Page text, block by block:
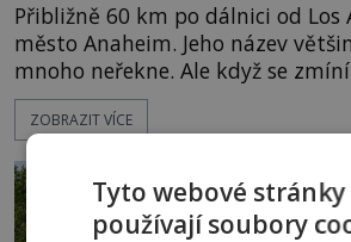
Přibližně 60 km po dálnici od Los
město Anaheim. Jeho název
mnoho neřekne. Ale když se
Disneyland, je hned jasno. Zábavní park vyroste na
poklidném místě bývalého sadu
Klid tu teď rozhodně nepanuje,
kolem 17 000 000
velká snaha to utajit, někteří z
ZOBRAZIT VÍCE
Tyto webové stránky
používají soubory